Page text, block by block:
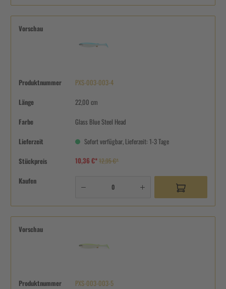
Vorschau
Produktnummer PXS-003-003-4
Länge 22,00 cm
Farbe Glass Blue Steel Head
Lieferzeit Sofort verfügbar, Lieferzeit: 1-3 Tage
Stückpreis 10,36 €*12,95 €*
Kaufen
Vorschau
Produktnummer PXS-003-003-5